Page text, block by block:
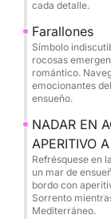
salida flexible:
Sorrento,
Praiano y
desde el
garantizando
El itinerario
cada detalle.
Farallones
Símbolo
rocosas
romántico.
emocionantes
ensueño.
NADAR EN
APERITIVO
Refrésquese en
un mar de
bordo con
Sorrento
Mediterráneo.